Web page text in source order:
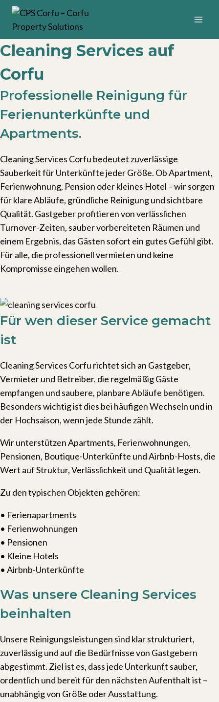
Zum
springen
Cleaning Services auf
Corfu
Professionelle Reinigung für
Ferienunterkünfte und
Apartments.
Cleaning Services Corfu bedeutet zuverlässige
Sauberkeit für Unterkünfte jeder Größe. Ob Apartment,
Ferienwohnung, Pension oder kleines Hotel – wir sorgen
für klare Abläufe, gründliche Reinigung und sichtbare
Qualität. Gastgeber profitieren von verlässlichen
Turnover-Zeiten, sauber vorbereiteten Räumen und
einem Ergebnis, das Gästen sofort ein gutes Gefühl gibt.
Für alle, die professionell vermieten und keine
Kompromisse eingehen wollen.
Für wen dieser Service gemacht
ist
Cleaning Services Corfu richtet sich an Gastgeber,
Vermieter und Betreiber, die regelmäßig Gäste
empfangen und saubere, planbare Abläufe benötigen.
Besonders wichtig ist dies bei häufigen Wechseln und in
der Hochsaison, wenn jede Stunde zählt.
Wir unterstützen Apartments, Ferienwohnungen,
Pensionen, Boutique-Unterkünfte und Airbnb-Hosts, die
Wert auf Struktur, Verlässlichkeit und Qualität legen.
Zu den typischen Objekten gehören:
• Ferienapartments
• Ferienwohnungen
• Pensionen
• Kleine Hotels
• Airbnb-Unterkünfte
Was unsere Cleaning Services
beinhalten
Unsere Reinigungsleistungen sind klar strukturiert,
zuverlässig und auf die Bedürfnisse von Gastgebern
abgestimmt. Ziel ist es, dass jede Unterkunft sauber,
ordentlich und bereit für den nächsten Aufenthalt ist –
unabhängig von Größe oder Ausstattung.